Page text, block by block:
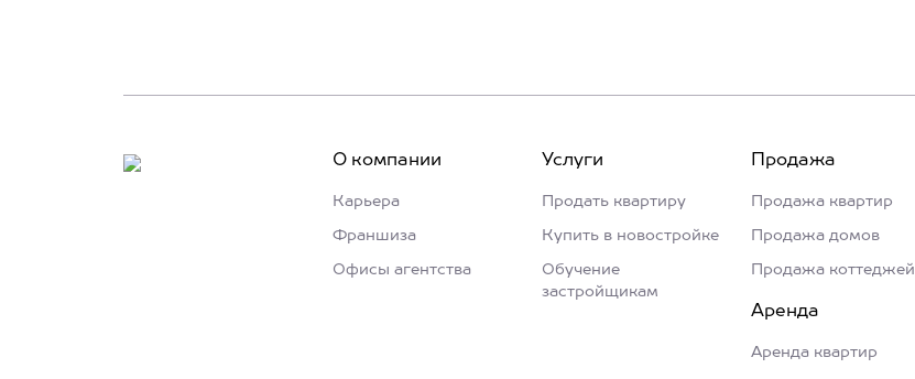
О компании
Карьера
Франшиза
Офисы агентства
Услуги
Продать квартиру
Купить в новостройке
Обучение
застройщикам
Продажа
Продажа квартир
Продажа домов
Продажа коттеджей
Аренда
Аренда квартир